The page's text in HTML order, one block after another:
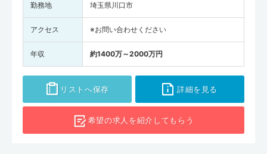
勤務地 埼玉県川口市
アクセス ※お問い合わせください
年収 約1400万～2000万円
リストへ保存 詳細を見る
希望の求人を紹介してもらう